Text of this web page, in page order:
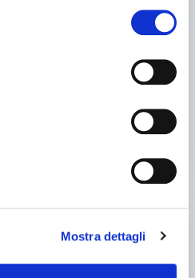
Mostra dettagli
Selca 4040 GE - testa birotativa c.u.